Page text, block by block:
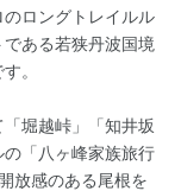
ロングトレイルル
ある若狭丹波国境
。
堀越峠」「知井坂
「八ヶ峰家族旅行
放感のある尾根を